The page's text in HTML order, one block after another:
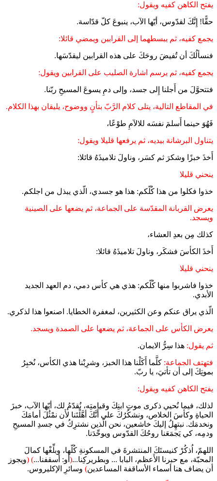
يفتح الكاهن كفيه ويقول:
حقًّا! إِنَّكَ لقدّوس، أيّها الآب، ينبوعَ كلّ قدّاسة.
يجمع كفيه، ثم يبسطهما إلى القرابين ويمضي قائلا:
فنسألُكَ أن تُفيضَ روحَكَ على هذه القرابين ليقدّسَها.
يجمع كفيه، ثم يرسم اشارة الصليب على القرابين ويقول:
فتتحوَّلَ من أَجلنا إِلى جسد، وإلى دمِ يسوعَ المسيحِ ربّنا.
في المقاطع التالية، يتلى كلام الرَّبّ بتأنٍ ووضوح، يليقان بهذا الكلام.
فَهُوَ حينما أَسلمَ نفسَه للالآمِ طوْعًا،
يتناول البرشانة بيديه، ثم يرفعها قليلا ويقول:
أَخذَ خبزًا وشكرَ ثم كسَر، وناولَ تلاميذَهُ قائلا:
ينحني قليلا
خذوا فكلوا من هذا كُلّكم: هذا هو جسدي، الّذي يبذل من اجلكم.
يعرض القربانة المقدّسة على الجماعة، ثم يضعها على الصينية
ويسجد.
كذلك مِن بعدِ العشاء،
أَخذَ الكأسَ فشكَر، وناولَ تلاميذَهُ قائلا:
ينحني قليلا
خذوا فاشربوا منها كُلّكم: هذي هي كأس دمي، دم العهد الجديد
الأبدي.
الّذي يراق عنكم وعن الكثيرين، لمغفرة الخطايا. اصنعوا هذا لذكري.
يعرض الكأس على الجماعة، ثم يضعها على الصمدة ويسجد.
ثم يقول: هذا سِرُّ الايمان.
فتهتف الجماعة: كلَّما أَكَلْنا هذا الخبز، وشرِبْنا هذي الكأس، نُخبِرُ
بموتِكَ إلى أن تأتيَ، يا ربّ.
يفتح الكاهن كفيه ويقول:
لذلك، فيما نُحيي ذكرى موتِ ابنِكَ وقيامتِه، نُقدّمُ لك، أيّها الآب، خبزَ
الحياةِ وكأسَ الخلاص، ونشكُرُكَ على أَنَّكَ أهَّلْتَنا لأَن نمْثُلَ أمامَكَ
ونخدمَك. نبتهِلُ إليكَ خاشعين، نحن الّذين نشترِكُ في جسدِ المسيحِ
ودمِه، كي يَجمَعَنا روحُكَ القدّوس ويوحِّدَنا.
اللهمّ، اُذكُرْ كنيستَكَ المنتشرةَ في المسكونةِ كُلّها، وبلِّغْها كمالَ
المحبّة، مع حبرنا الأَعظم، البابا ... وبطريركِنا...( أو: أسقفنا...)
(ويجوز
أن يضاف هنا أسماء الأساقفة المساعدين) وسائرِ الإكليروس.